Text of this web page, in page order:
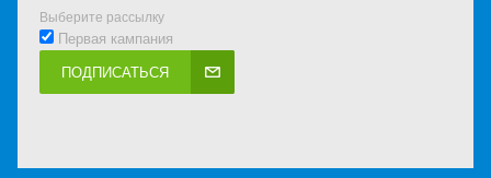
Выберите рассылку
Первая кампания
ПОДПИСАТЬСЯ